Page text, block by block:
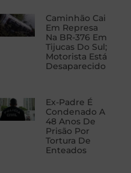
Caminhão Cai
Em Represa
Na BR-376 Em
Tijucas Do Sul;
Motorista Está
Desaparecido
Ex-Padre É
Condenado A
48 Anos De
Prisão Por
Tortura De
Enteados